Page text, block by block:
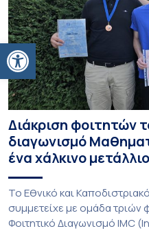
Ανοίξτε τη γραμμή εργαλείων
Διάκριση φοιτητών
διαγωνισμό
ένα χάλκινο μετάλλιο
To Εθνικό και
συμμετείχε με ομάδα
Φοιτητικό Διαγωνισμό IMC